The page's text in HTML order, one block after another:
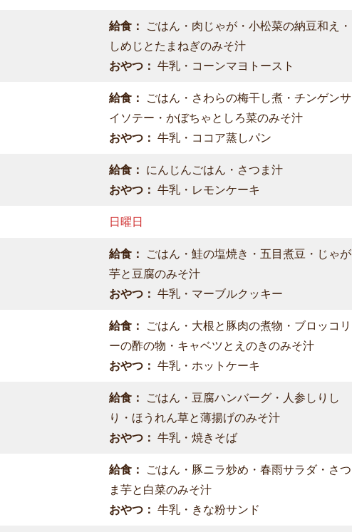
給食：
ごはん・肉じゃが・小松菜の納豆和え・
しめじとたまねぎのみそ汁
おやつ： 牛乳・コーンマヨトースト
給食：
ごはん・さわらの梅干し煮・チンゲンサ
イソテー・かぼちゃとしろ菜のみそ汁
おやつ： 牛乳・ココア蒸しパン
給食：
にんじんごはん・さつま汁
おやつ： 牛乳・レモンケーキ
日曜日
給食：
ごはん・鮭の塩焼き・五目煮豆・じゃが
芋と豆腐のみそ汁
おやつ： 牛乳・マーブルクッキー
給食：
ごはん・大根と豚肉の煮物・ブロッコリ
ーの酢の物・キャベツとえのきのみそ汁
おやつ： 牛乳・ホットケーキ
給食：
ごはん・豆腐ハンバーグ・人参しりし
り・ほうれん草と薄揚げのみそ汁
おやつ： 牛乳・焼きそば
給食：
ごはん・豚ニラ炒め・春雨サラダ・さつ
ま芋と白菜のみそ汁
おやつ： 牛乳・きな粉サンド